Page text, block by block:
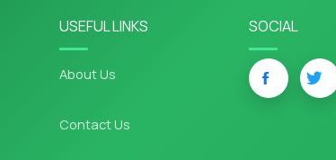
USEFUL LINKS
About Us
Contact Us
SOCIAL